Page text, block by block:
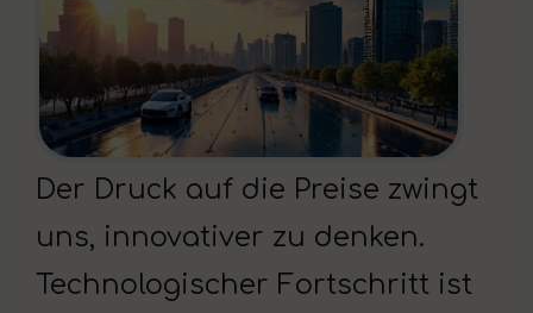
Der Druck auf die Preise zwingt
uns, innovativer zu denken.
Technologischer Fortschritt ist